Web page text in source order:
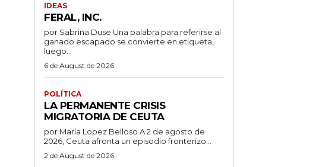
IDEAS
FERAL, INC.
por Sabrina Duse Una palabra para referirse al
ganado escapado se convierte en etiqueta,
luego...
6 de August de 2026
POLÍTICA
LA PERMANENTE CRISIS
MIGRATORIA DE CEUTA
por María Lopez Belloso A 2 de agosto de
2026, Ceuta afronta un episodio fronterizo...
2 de August de 2026